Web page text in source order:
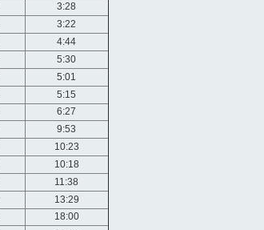
3:28
3:22
4:44
5:30
5:01
5:15
6:27
9:53
10:23
10:18
11:38
13:29
18:00